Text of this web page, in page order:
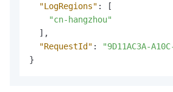
"LogRegions" :
[
"cn-hangzhou"
] ,
"RequestId" :
"9D11AC3A-
}